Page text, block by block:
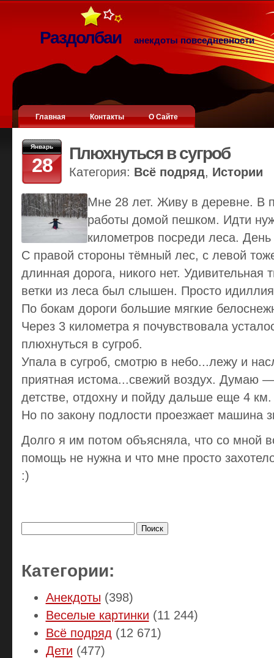
Раздолбаи анекдоты повседневности
Главная Контакты О Сайте
Январь
28
Плюхнуться в сугроб
Категория: Всё подряд, Истории
Мне 28 лет. Живу в деревне. В
работы домой пешком. Идти
километров посреди леса.
С правой стороны тёмный лес, с левой
длинная дорога, никого нет.
ветки из леса был слышен. Просто
По бокам дороги большие мягкие
Через 3 километра я почувствовала
плюхнуться в сугроб.
Упала в сугроб, смотрю в небо...лежу и
приятная истома...свежий воздух. Думаю
детстве, отдохну и пойду дальше еще 4 км.
Но по закону подлости проезжает машина
Долго я им потом объясняла, что со мной
помощь не нужна и что мне просто
:)
Категории:
Анекдоты (398)
Веселые картинки (11 244)
Всё подряд (12 671)
Дети (477)